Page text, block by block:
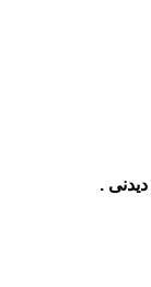
.